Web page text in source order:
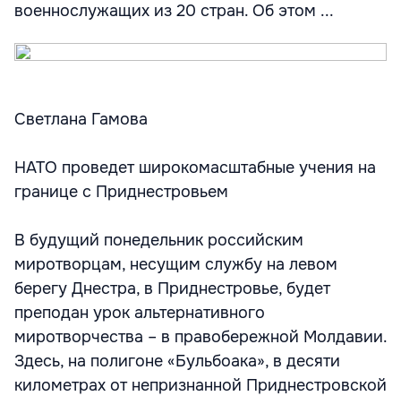
военнослужащих из 20 стран. Об этом ...
Светлана Гамова
НАТО проведет широкомасштабные учения на
границе с Приднестровьем
В будущий понедельник российским
миротворцам, несущим службу на левом
берегу Днестра, в Приднестровье, будет
преподан урок альтернативного
миротворчества – в правобережной Молдавии.
Здесь, на полигоне «Бульбоака», в десяти
километрах от непризнанной Приднестровской